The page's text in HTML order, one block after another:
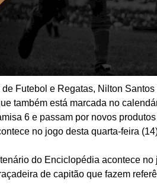
Futebol e Regatas, Nilton
também está marcada no
6 e passam por novos
no jogo desta quarta-feira
do Enciclopédia acontece
de capitão que fazem